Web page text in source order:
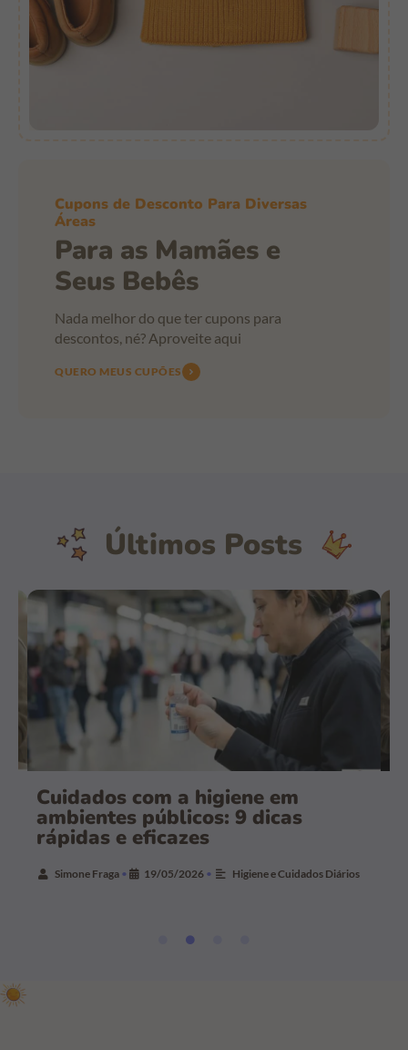
Cupons de Desconto Para Diversas
Áreas
Para as Mamães e
Seus Bebês
Nada melhor do que ter cupons para
descontos, né? Aproveite aqui
QUERO MEUS CUPÕES
Últimos Posts
Como organizar refeições em
restaurantes: guia prático para
reduzir estresse
Simone Fraga • 19/05/2026 • Alimentação e Nutrição